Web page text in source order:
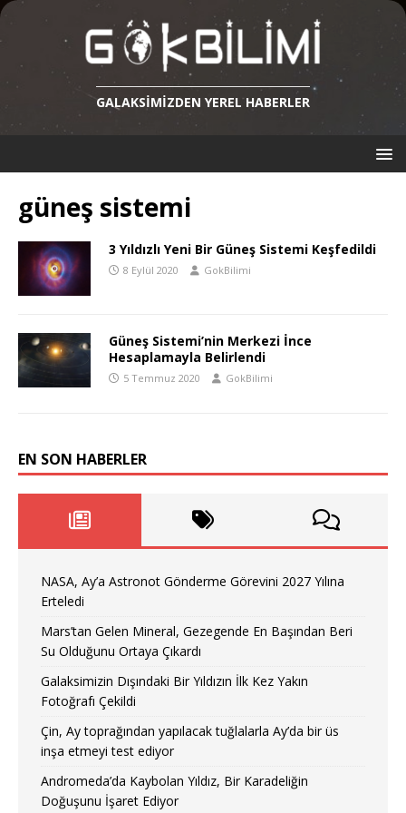
GALAKSIMIZDEN YEREL HABERLER
güneş sistemi
3 Yıldızlı Yeni Bir Güneş Sistemi Keşfedildi
8 Eylül 2020 GokBilimi
Güneş Sistemi’nin Merkezi İnce
Hesaplamayla Belirlendi
5 Temmuz 2020 GokBilimi
EN SON HABERLER
NASA, Ay’a Astronot Gönderme Görevini 2027 Yılına
Erteledi
Mars’tan Gelen Mineral, Gezegende En Başından Beri
Su Olduğunu Ortaya Çıkardı
Galaksimizin Dışındaki Bir Yıldızın İlk Kez Yakın
Fotoğrafı Çekildi
Çin, Ay toprağından yapılacak tuğlalarla Ay’da bir üs
inşa etmeyi test ediyor
Andromeda’da Kaybolan Yıldız, Bir Karadeliğin
Doğuşunu İşaret Ediyor